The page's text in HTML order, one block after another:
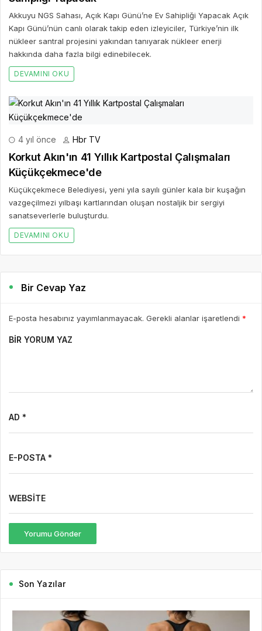
Akkuyu NGS Sahası, Açık Kapı Günü’ne Ev Sahipliği Yapacak Açık
Kapı Günü’nün canlı olarak takip eden izleyiciler, Türkiye’nin ilk
nükleer santral projesini yakından tanıyarak nükleer enerji
hakkında daha fazla bilgi edinebilecek.
DEVAMINI OKU
4 yıl önce Hbr TV
Korkut Akın'ın 41 Yıllık Kartpostal Çalışmaları
Küçükçekmece'de
Küçükçekmece Belediyesi, yeni yıla sayılı günler kala bir kuşağın
vazgeçilmezi yılbaşı kartlarından oluşan nostaljik bir sergiyi
sanatseverlerle buluşturdu.
DEVAMINI OKU
Bir Cevap Yaz
E-posta hesabınız yayımlanmayacak. Gerekli alanlar işaretlendi *
BIR YORUM YAZ
AD *
E-POSTA *
WEBSITE
Yorumu Gönder
Son Yazılar